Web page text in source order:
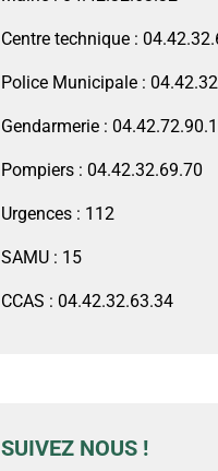
Centre technique :
Police Municipale :
Gendarmerie :
Pompiers : 04.42.32.69.70
Urgences : 112
SAMU : 15
CCAS : 04.42.32.63.34
SUIVEZ NOUS !